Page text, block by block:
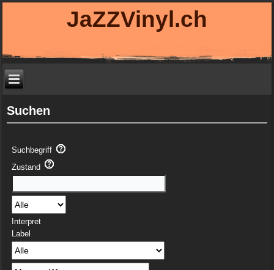
JaZZVinyl.ch
Suchen
Suchbegriff
Zustand
Interpret
Label